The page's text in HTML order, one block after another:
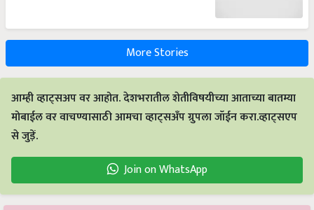
More Stories
आम्ही व्हाट्सअप वर आहोत. देशभरातील शेतीविषयीच्या आताच्या बातम्या
मोबाईल वर वाचण्यासाठी आमचा व्हाट्सअँप ग्रुपला जॉईन करा.व्हाट्सएप
से जुड़ें.
Join on WhatsApp